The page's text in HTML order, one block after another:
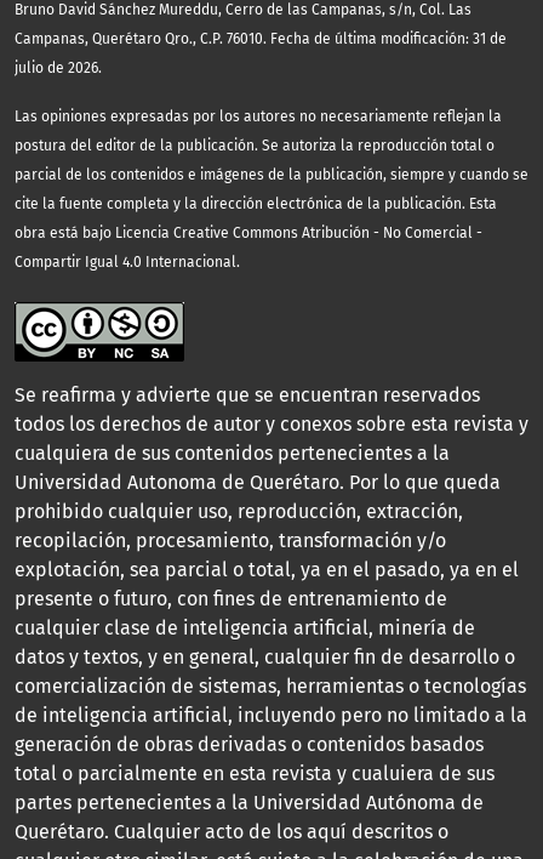
Bruno David Sánchez Mureddu, Cerro de las Campanas, s/n, Col. Las
Campanas, Querétaro Qro., C.P. 76010. Fecha de última modificación: 31 de
julio de 2026.
Las opiniones expresadas por los autores no necesariamente reflejan la
postura del editor de la publicación. Se autoriza la reproducción total o
parcial de los contenidos e imágenes de la publicación, siempre y cuando se
cite la fuente completa y la dirección electrónica de la publicación. Esta
obra está bajo Licencia Creative Commons Atribución - No Comercial -
Compartir Igual 4.0 Internacional.
Se reafirma y advierte que se encuentran reservados
todos los derechos de autor y conexos sobre esta revista y
cualquiera de sus contenidos pertenecientes a la
Universidad Autonoma de Querétaro. Por lo que queda
prohibido cualquier uso, reproducción, extracción,
recopilación, procesamiento, transformación y/o
explotación, sea parcial o total, ya en el pasado, ya en el
presente o futuro, con fines de entrenamiento de
cualquier clase de inteligencia artificial, minería de
datos y textos, y en general, cualquier fin de desarrollo o
comercialización de sistemas, herramientas o tecnologías
de inteligencia artificial, incluyendo pero no limitado a la
generación de obras derivadas o contenidos basados
total o parcialmente en esta revista y cualuiera de sus
partes pertenecientes a la Universidad Autónoma de
Querétaro. Cualquier acto de los aquí descritos o